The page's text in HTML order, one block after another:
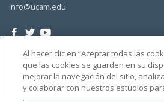
info@ucam.edu
Al hacer clic en “Aceptar todas las
que las cookies se guarden en su
mejorar la navegación del sitio,
y colaborar con nuestros estudios